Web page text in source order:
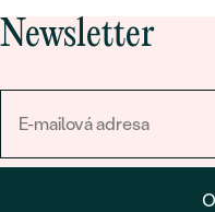
Newsletter